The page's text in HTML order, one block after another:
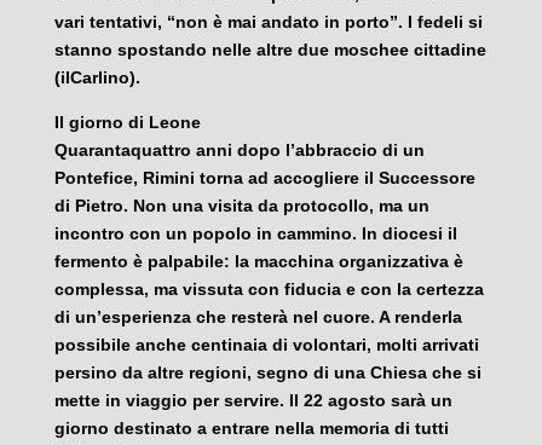
vari tentativi, “non è mai andato in porto”. I fedeli si
stanno spostando nelle altre due moschee cittadine
(ilCarlino).
Il giorno di Leone
Quarantaquattro anni dopo l’abbraccio di un
Pontefice, Rimini torna ad accogliere il Successore
di Pietro. Non una visita da protocollo, ma un
incontro con un popolo in cammino. In diocesi il
fermento è palpabile: la macchina organizzativa è
complessa, ma vissuta con fiducia e con la certezza
di un’esperienza che resterà nel cuore. A renderla
possibile anche centinaia di volontari, molti arrivati
persino da altre regioni, segno di una Chiesa che si
mette in viaggio per servire. Il 22 agosto sarà un
giorno destinato a entrare nella memoria di tutti